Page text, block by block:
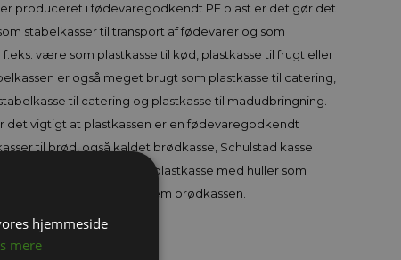
produceret i fødevaregodkendt PE plast er det gør det
stabelkasser til transport af fødevarer og som
være som plastkasse til kød, plastkasse til frugt eller
er også meget brugt som plastkasse til catering,
til catering og plastkasse til madudbringning.
det vigtigt at plastkassen er en fødevaregodkendt
til brød, også kaldet brødkasse, Schulstad kasse
plastkasse, dvs en plastkasse med huller som
af luft gennem brødkassen.
hjemmeside
mere